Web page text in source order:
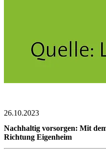
26.10.2023
Nachhaltig vorsorgen: Mit
Richtung Eigenheim